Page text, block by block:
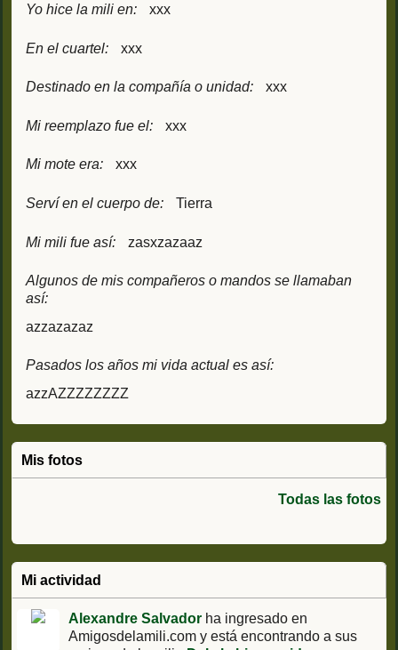
Yo hice la mili en: xxx
En el cuartel: xxx
Destinado en la compañía o unidad: xxx
Mi reemplazo fue el: xxx
Mi mote era: xxx
Serví en el cuerpo de: Tierra
Mi mili fue así: zasxzazaaz
Algunos de mis compañeros o mandos se llamaban
así:
azzazazaz
Pasados los años mi vida actual es así:
azzAZZZZZZZZ
Mis fotos
Todas las fotos
Mi actividad
Alexandre Salvador ha ingresado en
Amigosdelamili.com y está encontrando a sus